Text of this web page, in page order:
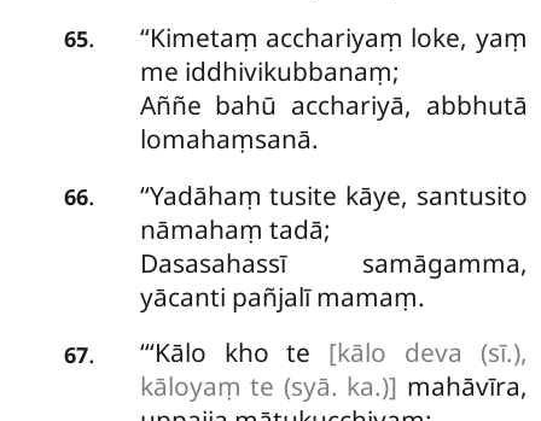
65.
‘‘Kimetaṃ acchariyaṃ loke, yaṃ
me iddhivikubbanaṃ;
Aññe bahū acchariyā, abbhutā
lomahaṃsanā.
66.
‘‘Yadāhaṃ tusite kāye, santusito
nāmahaṃ tadā;
Dasasahassī samāgamma,
yācanti pañjalī mamaṃ.
67. ‘‘‘Kālo kho te [kālo deva (sī.),
kāloyaṃ te (syā. ka.)] mahāvīra,